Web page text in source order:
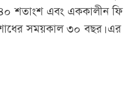
শতাংশ এবং এককালীন ফি
সময়কাল ৩০ বছর। এর